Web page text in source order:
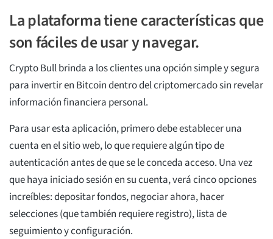
La plataforma tiene características que
son fáciles de usar y navegar.
Crypto Bull brinda a los clientes una opción simple y segura
para invertir en Bitcoin dentro del criptomercado sin revelar
información financiera personal.
Para usar esta aplicación, primero debe establecer una
cuenta en el sitio web, lo que requiere algún tipo de
autenticación antes de que se le conceda acceso. Una vez
que haya iniciado sesión en su cuenta, verá cinco opciones
increíbles: depositar fondos, negociar ahora, hacer
selecciones (que también requiere registro), lista de
seguimiento y configuración.